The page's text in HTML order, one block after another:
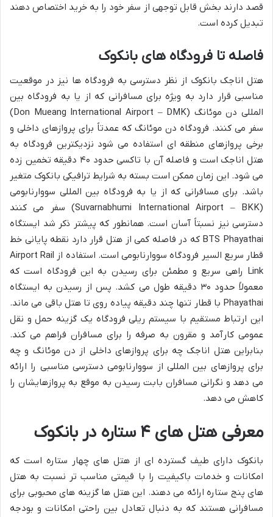
قصد دارند بخش قابل توجهی از سفر خود را به خرید اختصاص دهند
تبدیل کرده است.
فاصله تا فرودگاه های بانکوک
هتل اناجک بانکوک از نظر دسترسی به فرودگاه ها نیز در موقعیت
مناسبی قرار دارد به ویژه برای مسافرانی که از یا به فرودگاه بین
المللی دن موئانگ (Don Mueang International Airport – DMK)
سفر می کنند. فرودگاه دن موئانگ که عمدتاً برای پروازهای داخلی و
برخی پروازهای منطقه ای استفاده می شود نزدیکترین فرودگاه به
هتل اناجک است و فاصله آن با تاکسی حدود ۴۰ دقیقه تخمین زده
می شود. این زمان ممکن است بسته به شرایط ترافیکی بانکوک متغیر
باشد. برای مسافرانی که از یا به فرودگاه بین المللی سووارنابومی
(Suvarnabhumi International Airport – BKK) سفر می کنند
دسترسی نیز نسبتاً آسان است. همانطور که پیشتر ذکر شد ایستگاه
BTS Phayathai که در فاصله کمی از هتل قرار دارد نقطه پایانی خط
قطار سریع السیر فرودگاه سووارنابومی است. استفاده از Airport Rail
Link راهی سریع و مطمئن برای رسیدن به این فرودگاه است که
معمولاً حدود ۳۰ دقیقه طول می کشد. پس از رسیدن به ایستگاه
Phayathai با قطار تنها چند دقیقه پیاده روی تا هتل باقی می ماند.
این ارتباط مستقیم با سیستم ریلی فرودگاه یک گزینه حمل و نقل
عمومی کارآمد و مقرون به صرفه را برای مسافران فراهم می کند.
بنابراین هتل اناجک چه برای پروازهای داخلی از دن موئانگ و چه
برای پروازهای بین المللی از سووارنابومی دسترسی مناسبی را ارائه
می دهد و نگرانی مسافران بابت رسیدن به موقع به پروازهایشان را
کاهش می دهد.
معرفی هتل های ۴ ستاره در بانکوک
بانکوک دارای طیف گسترده ای از هتل های چهار ستاره است که
امکانات و خدمات باکیفیت را با قیمتی مناسب تر نسبت به هتل
های پنج ستاره ارائه می دهند. این هتل ها گزینه های محبوبی برای
مسافرانی هستند که به دنبال تعادل بین راحتی امکانات و بودجه